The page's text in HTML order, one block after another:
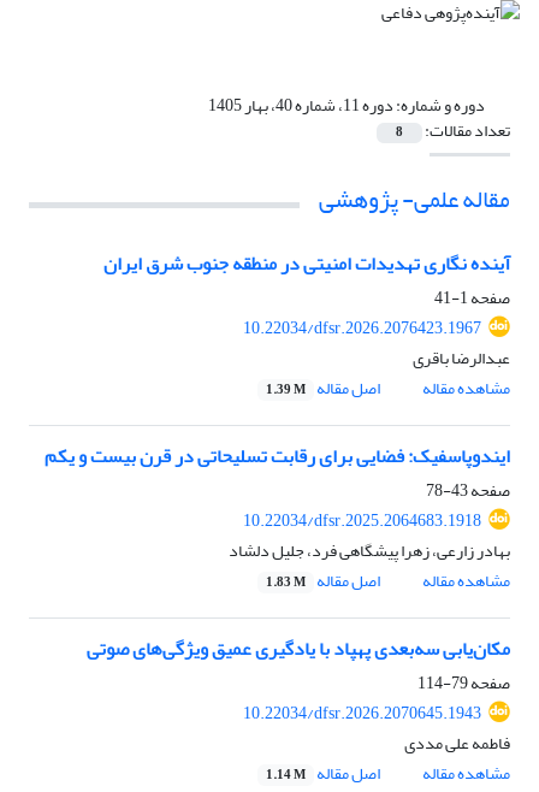
دوره و شماره:دوره 11، شماره 40، بهار 1405
تعداد مقالات: 8
مقاله علمی- پژوهشی
آینده نگاری تهدیدات امنیتی در منطقه جنوب شرق ایران
صفحه1-41
10.22034/dfsr.2026.2076423.1967
عبدالرضا باقری
مشاهده مقاله
اصل مقاله 1.39 M
ایندوپاسفیک: فضایی برای رقابت تسلیحاتی در قرن بیست و یکم
صفحه43-78
10.22034/dfsr.2025.2064683.1918
بهادر زارعی، زهرا پیشگاهی فرد، جلیل دلشاد
مشاهده مقاله
اصل مقاله 1.83 M
مکان‌یابی سه‌بعدی پهپاد با یادگیری عمیق ویژگی‌های صوتی
صفحه79-114
10.22034/dfsr.2026.2070645.1943
فاطمه علی مددی
مشاهده مقاله
اصل مقاله 1.14 M